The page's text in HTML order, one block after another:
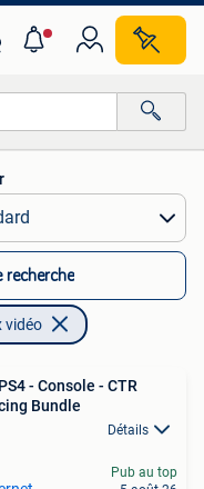
recherche
vidéo
- Console - CTR
Bundle
Détails
Pub au top